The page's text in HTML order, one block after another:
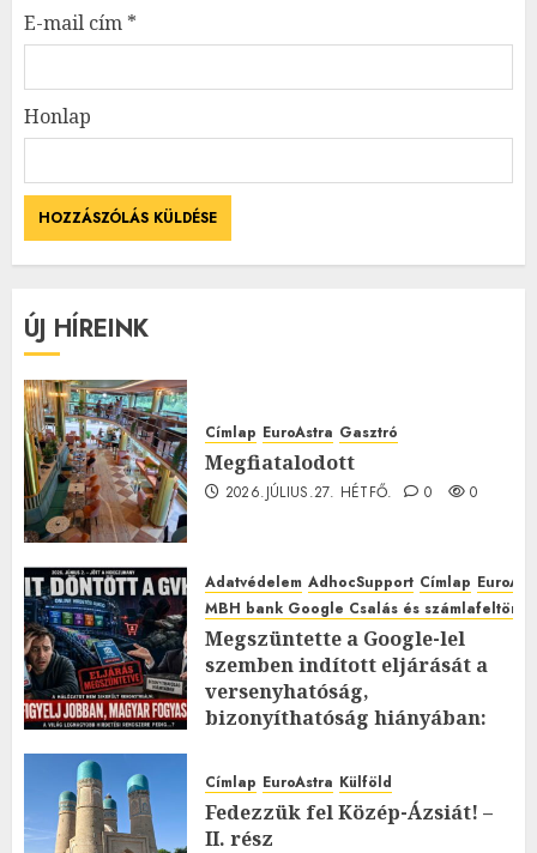
E-mail cím *
Honlap
ÚJ HÍREINK
Címlap EuroAstra Gasztró
Megfiatalodott
2026.JÚLIUS.27. HÉTFŐ. 0 0
Adatvédelem AdhocSupport Címlap
MBH bank Google Csalás és
Megszüntette a Google-lel
szemben indított eljárását a
versenyhatóság,
bizonyíthatóság hiányában:
2026.JÚLIUS.23. CSÜTÖRTÖK.
0
Címlap EuroAstra Külföld
Fedezzük fel Közép-Ázsiát! –
II. rész